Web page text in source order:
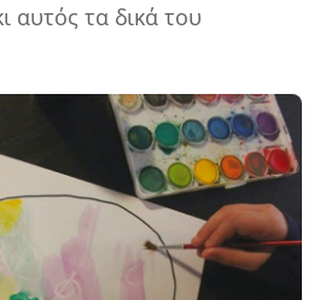
αυτός τα δικά του